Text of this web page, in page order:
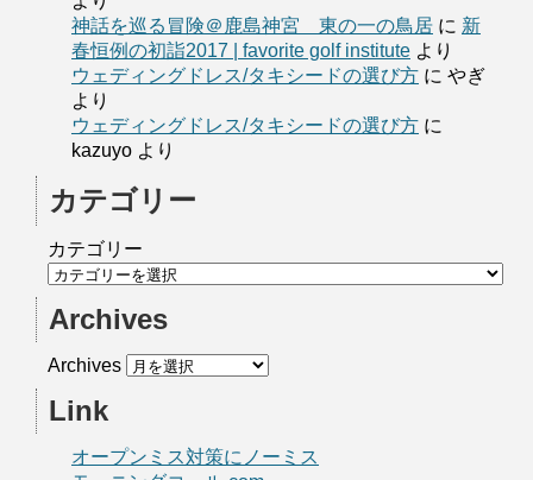
神話を巡る冒険＠鹿島神宮 東の一の鳥居 に 新
春恒例の初詣2017 | favorite golf institute より
ウェディングドレス/タキシードの選び方 に やぎ
より
ウェディングドレス/タキシードの選び方 に
kazuyo より
カテゴリー
カテゴリー
Archives
Archives
Link
オープンミス対策にノーミス